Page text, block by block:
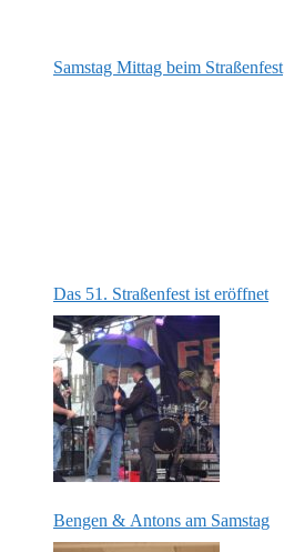
Samstag Mittag beim Straßenfest
Das 51. Straßenfest ist eröffnet
Bengen & Antons am Samstag